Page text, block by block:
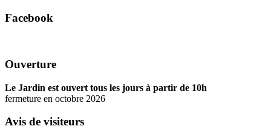
Facebook
Ouverture
Le Jardin est ouvert tous les jours à partir de 10h
fermeture en octobre 2026
Avis de visiteurs